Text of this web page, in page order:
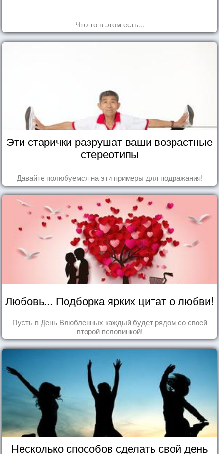
Что-то в этом есть...
Эти старички разрушат ваши возрастные
стереотипы
Давайте полюбуемся на эти примеры для подражания!
Любовь... Подборка ярких цитат о любви!
Пусть в День Влюбленных каждый будет рядом со своей
второй половинкой!
Несколько способов сделать свой день